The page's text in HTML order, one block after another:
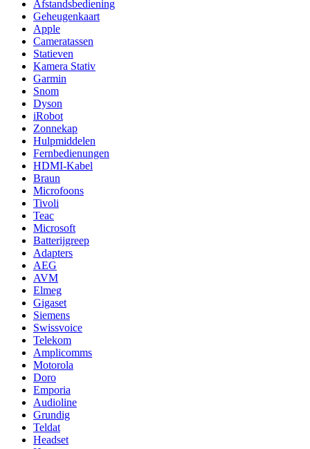
Afstandsbediening
Geheugenkaart
Apple
Cameratassen
Statieven
Kamera Stativ
Garmin
Snom
Dyson
iRobot
Zonnekap
Hulpmiddelen
Fernbedienungen
HDMI-Kabel
Braun
Microfoons
Tivoli
Teac
Microsoft
Batterijgreep
Adapters
AEG
AVM
Elmeg
Gigaset
Siemens
Swissvoice
Telekom
Amplicomms
Motorola
Doro
Emporia
Audioline
Grundig
Teldat
Headset